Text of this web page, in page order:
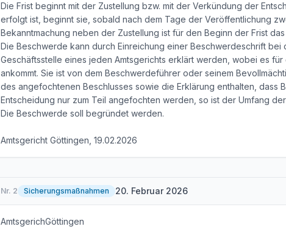
Die Frist beginnt mit der Zustellung bzw. mit der Verkündung der
erfolgt ist, beginnt sie, sobald nach dem Tage der Veröffentlichung
Bekanntmachung neben der Zustellung ist für den Beginn der Frist
Die Beschwerde kann durch Einreichung einer Beschwerdeschrift
Geschäftsstelle eines jeden Amtsgerichts erklärt werden, wobei es
ankommt. Sie ist von dem Beschwerdeführer oder seinem
des angefochtenen Beschlusses sowie die Erklärung enthalten,
Entscheidung nur zum Teil angefochten werden, so ist der Umfang
Die Beschwerde soll begründet werden.
Amtsgericht Göttingen, 19.02.2026
Nr. 2 Sicherungsmaßnahmen 20. Februar 2026
AmtsgerichGöttingen